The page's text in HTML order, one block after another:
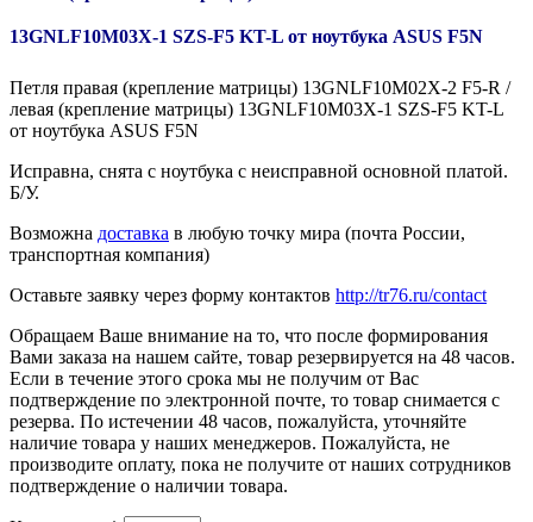
13GNLF10M03X-1 SZS-F5 KT-L от ноутбука ASUS F5N
Петля правая (крепление матрицы) 13GNLF10M02X-2 F5-R /
левая (крепление матрицы) 13GNLF10M03X-1 SZS-F5 KT-L
от ноутбука ASUS F5N
Исправна, снята с ноутбука с неисправной основной платой.
Б/У.
Возможна доставка в любую точку мира (почта России,
транспортная компания)
Оставьте заявку через форму контактов http://tr76.ru/contact
Обращаем Ваше внимание на то, что после формирования
Вами заказа на нашем сайте, товар резервируется на 48 часов.
Если в течение этого срока мы не получим от Вас
подтверждение по электронной почте, то товар снимается с
резерва. По истечении 48 часов, пожалуйста, уточняйте
наличие товара у наших менеджеров. Пожалуйста, не
производите оплату, пока не получите от наших сотрудников
подтверждение о наличии товара.